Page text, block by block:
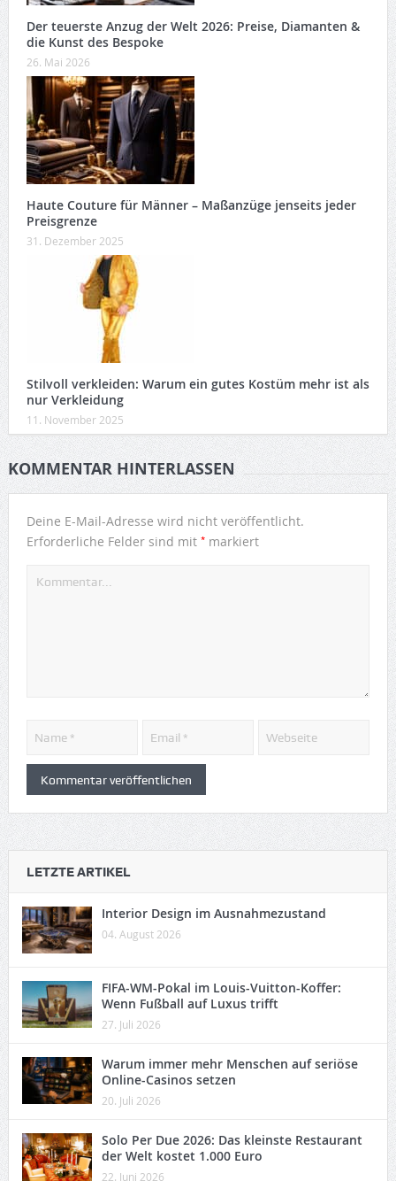
Der teuerste Anzug der Welt 2026: Preise, Diamanten &
die Kunst des Bespoke
26. Mai 2026
Haute Couture für Männer – Maßanzüge jenseits jeder
Preisgrenze
31. Dezember 2025
Stilvoll verkleiden: Warum ein gutes Kostüm mehr ist als
nur Verkleidung
11. November 2025
KOMMENTAR HINTERLASSEN
Deine E-Mail-Adresse wird nicht veröffentlicht.
Erforderliche Felder sind mit *markiert
LETZTE ARTIKEL
Interior Design im Ausnahmezustand
04. August 2026
FIFA-WM-Pokal im Louis-Vuitton-Koffer:
Wenn Fußball auf Luxus trifft
27. Juli 2026
Warum immer mehr Menschen auf seriöse
Online-Casinos setzen
20. Juli 2026
Solo Per Due 2026: Das kleinste Restaurant
der Welt kostet 1.000 Euro
22. Juni 2026